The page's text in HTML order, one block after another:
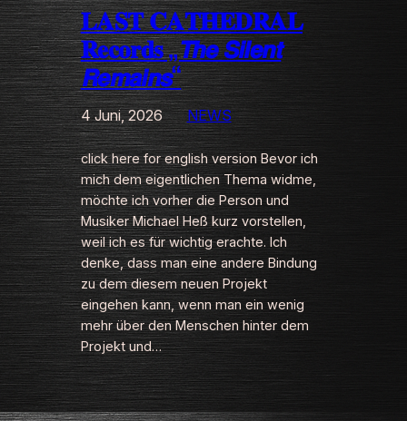
𝐋𝐀𝐒𝐓 𝐂𝐀𝐓𝐇𝐄𝐃𝐑𝐀𝐋
𝐑𝐞𝐜𝐨𝐫𝐝𝐬 „𝙏𝙝𝙚 𝙎𝙞𝙡𝙚𝙣𝙩
𝙍𝙚𝙢𝙖𝙞𝙣𝙨“
4 Juni, 2026 NEWS
click here for english version Bevor ich
mich dem eigentlichen Thema widme,
möchte ich vorher die Person und
Musiker Michael Heß kurz vorstellen,
weil ich es für wichtig erachte. Ich
denke, dass man eine andere Bindung
zu dem diesem neuen Projekt
eingehen kann, wenn man ein wenig
mehr über den Menschen hinter dem
Projekt und…